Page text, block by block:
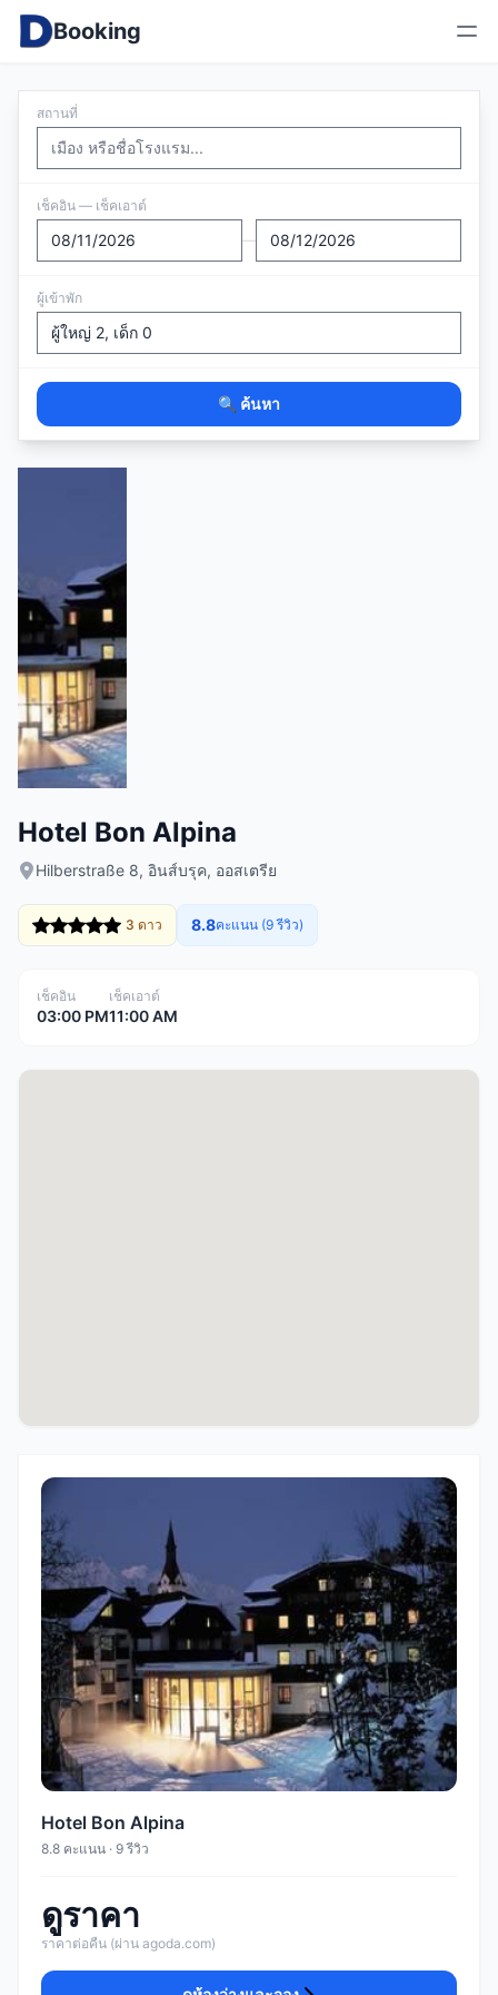
Booking
สถานที่
เช็คอิน — เช็คเอาต์
—
ผู้เข้าพัก
🔍 ค้นหา
Hotel Bon Alpina
Hilberstraße 8, อินส์บรุค, ออสเตรีย
3 ดาว 8.8คะแนน (9 รีวิว)
เช็คอิน
03:00 PM
เช็คเอาต์
11:00 AM
Hotel Bon Alpina
8.8 คะแนน · 9 รีวิว
ดูราคา
ราคาต่อคืน (ผ่าน agoda.com)